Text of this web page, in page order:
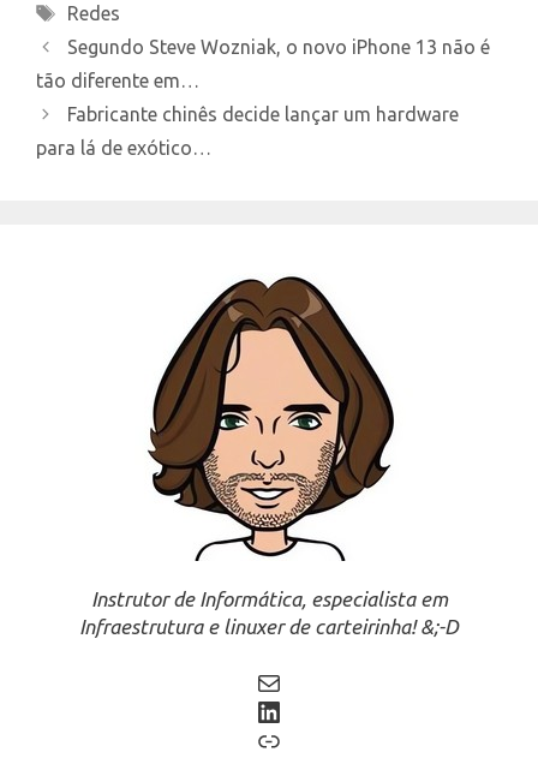
Tags
Redes
Segundo Steve Wozniak, o novo iPhone 13 não é
tão diferente em…
Fabricante chinês decide lançar um hardware
para lá de exótico…
Instrutor de Informática, especialista em
Infraestrutura e linuxer de carteirinha! &;-D
Mail
LinkedIn
Link